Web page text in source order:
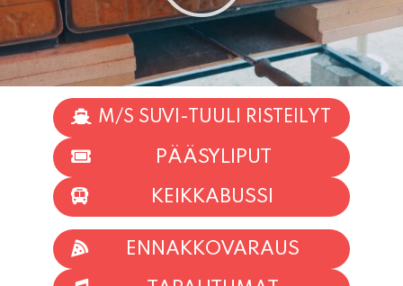
M/S SUVI-TUULI RISTEILYT
PÄÄSYLIPUT
KEIKKABUSSI
ENNAKKOVARAUS